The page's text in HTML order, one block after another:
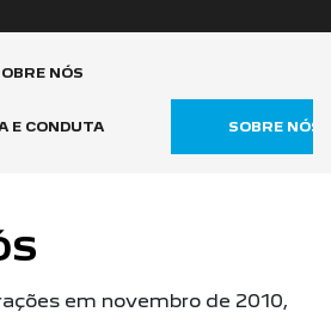
NÓS
SOBRE NÓS
E CONDUTA
em novembro de 2010,